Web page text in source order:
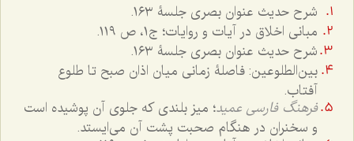
شرح حدیث عنوان بصری جلسۀ ١٦٣.
مبانی اخلاق در آیات و روایات؛ ج۱، ص ١١٩.
شرح حدیث عنوان بصری جلسۀ ١٦٣.
بین‌الطلوعین: فاصلۀ زمانی میان اذان صبح تا طلوع
آفتاب.
فرهنگ فارسی عمید؛ میز بلندی که جلوی آن پوشیده است
و سخنران در هنگام صحبت پشت آن می‌ایستد.